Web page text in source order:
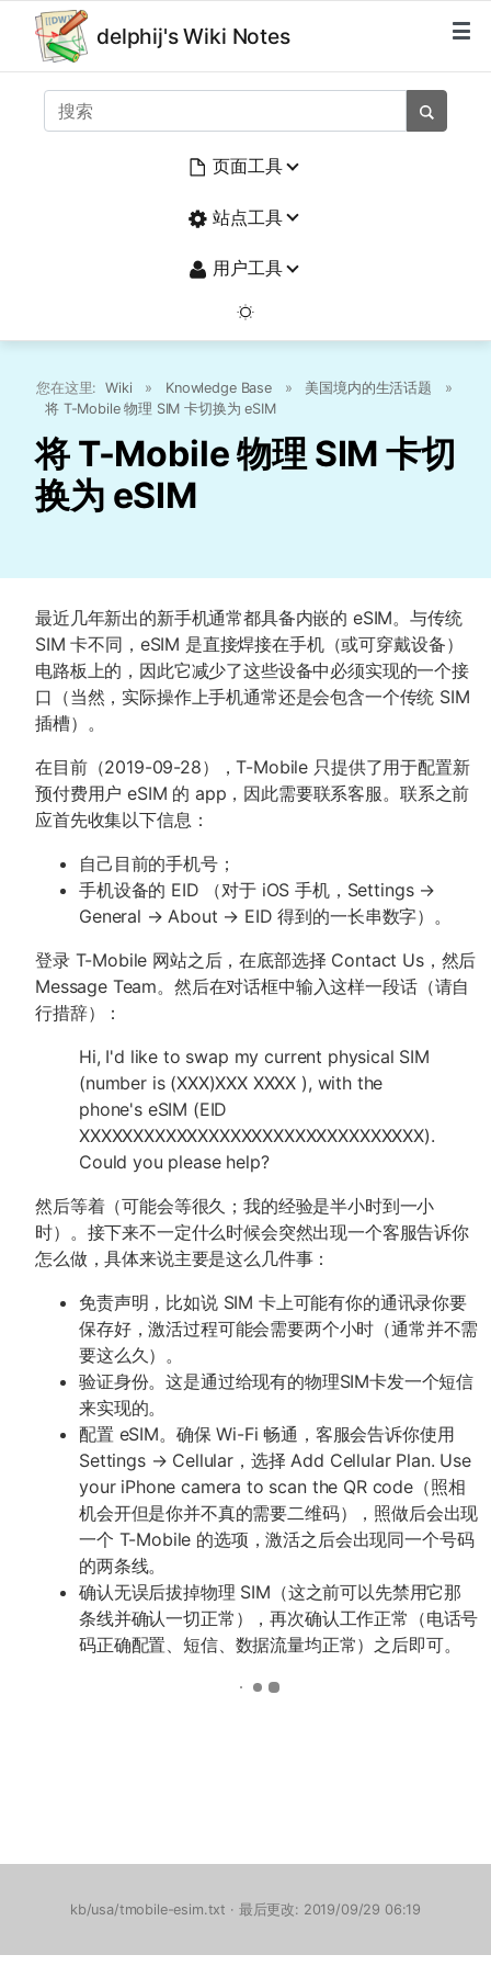
delphij's Wiki Notes
页面工具
站点工具
用户工具
您在这里: Wiki » Knowledge Base » 美国境内的生活话题
»
将 T-Mobile 物理 SIM 卡切换为 eSIM
将 T-Mobile 物理 SIM 卡切
换为 eSIM
最近几年新出的新手机通常都具备内嵌的 eSIM。与传统
SIM 卡不同，eSIM 是直接焊接在手机（或可穿戴设备）
电路板上的，因此它减少了这些设备中必须实现的一个接
口（当然，实际操作上手机通常还是会包含一个传统 SIM
插槽）。
在目前（2019-09-28），T-Mobile 只提供了用于配置新
预付费用户 eSIM 的 app，因此需要联系客服。联系之前
应首先收集以下信息：
自己目前的手机号；
手机设备的 EID （对于 iOS 手机，Settings →
General → About → EID 得到的一长串数字）。
登录 T-Mobile 网站之后，在底部选择 Contact Us，然后
Message Team。然后在对话框中输入这样一段话（请自
行措辞）：
Hi, I'd like to swap my current physical SIM
(number is (XXX)XXX XXXX ), with the
phone's eSIM (EID
XXXXXXXXXXXXXXXXXXXXXXXXXXXXXXXX).
Could you please help?
然后等着（可能会等很久；我的经验是半小时到一小
时）。接下来不一定什么时候会突然出现一个客服告诉你
怎么做，具体来说主要是这么几件事：
免责声明，比如说 SIM 卡上可能有你的通讯录你要
保存好，激活过程可能会需要两个小时（通常并不需
要这么久）。
验证身份。这是通过给现有的物理SIM卡发一个短信
来实现的。
配置 eSIM。确保 Wi-Fi 畅通，客服会告诉你使用
Settings → Cellular，选择 Add Cellular Plan. Use
your iPhone camera to scan the QR code（照相
机会开但是你并不真的需要二维码），照做后会出现
一个 T-Mobile 的选项，激活之后会出现同一个号码
的两条线。
确认无误后拔掉物理 SIM（这之前可以先禁用它那
条线并确认一切正常），再次确认工作正常（电话号
码正确配置、短信、数据流量均正常）之后即可。
kb/usa/tmobile-esim.txt · 最后更改: 2019/09/29 06:19